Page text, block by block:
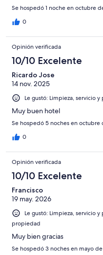
Se hospedó 1 noche en octubre
0
Opinión verificada
10/10 Excelente
Ricardo Jose
14 nov. 2025
Le gustó: Limpieza, servicio y
Muy buen hotel
Se hospedó 5 noches en octubre
0
Opinión verificada
10/10 Excelente
Francisco
19 may. 2026
Le gustó: Limpieza, servicio
propiedad
Muy bien gracias
Se hospedó 3 noches en mayo